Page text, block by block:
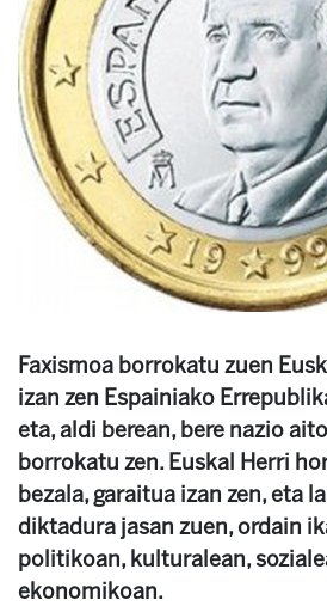
Faxismoa borrokatu zuen
izan zen Espainiako
eta, aldi berean, bere nazio
borrokatu zen. Euskal Herri
bezala, garaitua izan zen, eta
diktadura jasan zuen, ordain
politikoan, kulturalean,
ekonomikoan.